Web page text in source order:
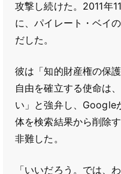
攻撃し続けた。2011年
に、パイレート・ベイ
だした。
彼は「知的財産権の保
自由を確立する使命は
い」と強弁し、Google
体を検索結果から削除
非難した。
「いいだろう。では、